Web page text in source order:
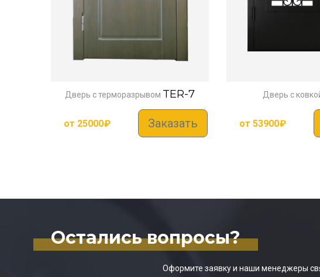
Дверь с терморазрывом TER-7
от 25000₽ Заказать
Дверь с
от 53900₽
Остались вопросы?
Оформите заявку и наши менеджеры